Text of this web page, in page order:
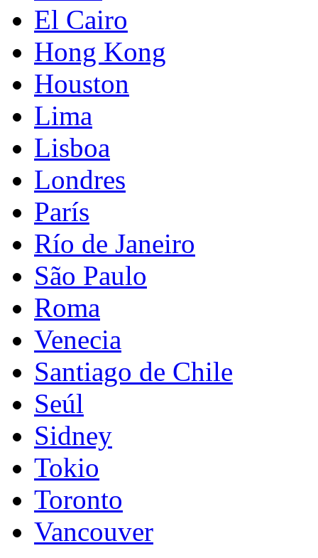
El Cairo
Hong Kong
Houston
Lima
Lisboa
Londres
París
Río de Janeiro
São Paulo
Roma
Venecia
Santiago de Chile
Seúl
Sidney
Tokio
Toronto
Vancouver